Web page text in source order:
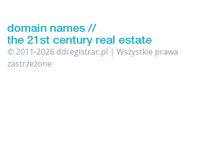
© 2011-2026 ddregistrar.pl | Wszystkie prawa
zastrzeżone